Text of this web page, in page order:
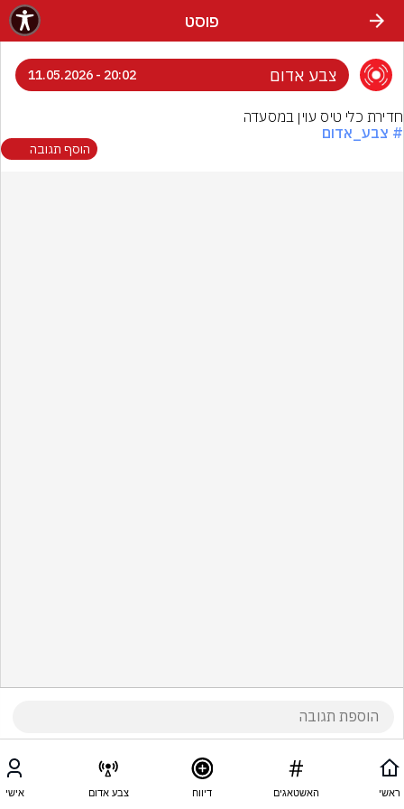
פוסט
צבע אדום 20:02 - 11.05.2026
חדירת כלי טיס עוין במסעדה
# צבע_אדום
הוסף תגובה
ראשי האשטאגים דיווח צבע אדום אישי